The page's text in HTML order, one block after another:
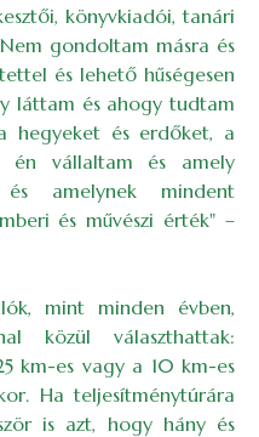
könyvkiadói, tanári
gondoltam másra és
és lehető hűségesen
láttam és ahogy tudtam
hegyeket és erdőket, a
vállaltam és amely
amelynek mindent
és művészi érték" –
mint minden évben,
közül választhattak:
km-es vagy a 10 km-es
Ha teljesítménytúrára
is azt, hogy hány és